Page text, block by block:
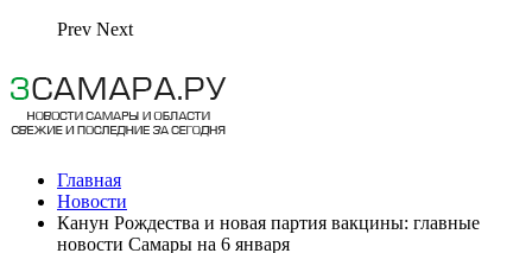
Prev Next
Главная
Новости
Канун Рождества и новая партия вакцины: главные
новости Самары на 6 января